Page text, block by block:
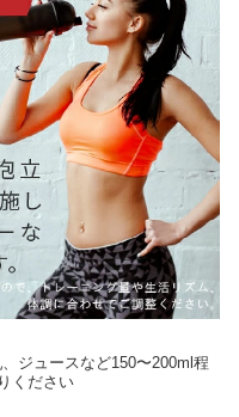
ジュースなど150〜200ml程
ください